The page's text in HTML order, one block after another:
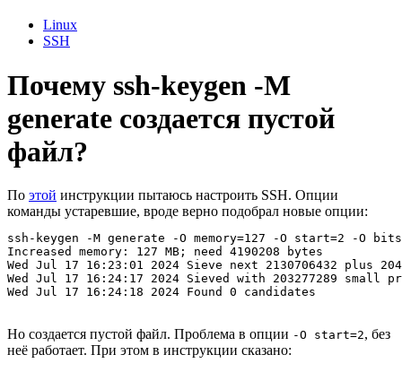
Linux
SSH
Почему ssh-keygen -M
generate создается пустой
файл?
По этой инструкции пытаюсь настроить SSH. Опции
команды устаревшие, вроде верно подобрал новые опции:
ssh-keygen -M generate -O memory=127 -O start=2 -O
Increased memory: 127 MB; need 4190208 bytes
Wed Jul 17 16:23:01 2024 Sieve next 2130706432 plus
Wed Jul 17 16:24:17 2024 Sieved with 203277289 small
Wed Jul 17 16:24:18 2024 Found 0 candidates
Но создается пустой файл. Проблема в опции -O start=2, без
неё работает. При этом в инструкции сказано: